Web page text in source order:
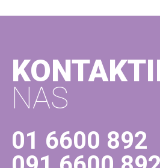
NAS
01 6600 892